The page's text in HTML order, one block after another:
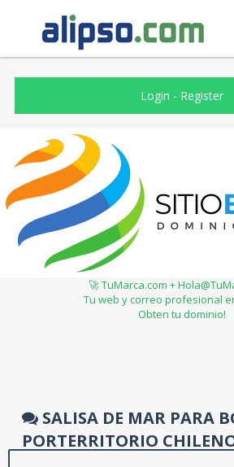
Login - Register
🚀 TuMarca.com +
Tu web y correo profesional
Obten tu dominio!
SALISA DE MAR PARA
PORTERRITORIO